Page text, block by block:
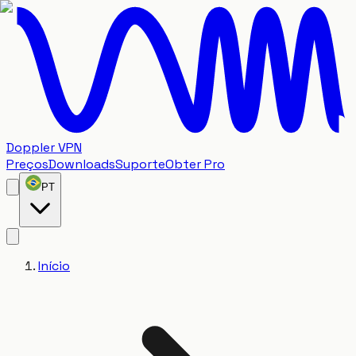
Doppler VPN
PreçosDownloadsSuporteObter Pro
PT
Início